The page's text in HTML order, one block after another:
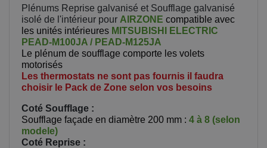
Plénums Reprise galvanisé et Soufflage galvanisé
isolé de l'intérieur pour AIRZONE compatible avec
les unités intérieures MITSUBISHI ELECTRIC
PEAD-M100JA / PEAD-M125JA
Le plénum de soufflage comporte les volets
motorisés
Les thermostats ne sont pas fournis il faudra
choisir le Pack de Zone selon vos besoins
Coté Soufflage :
Soufflage façade en diamètre 200 mm : 4 à 8 (selon
modele)
Coté Reprise :